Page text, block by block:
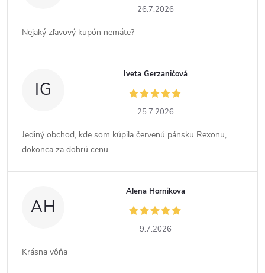
26.7.2026
Nejaký zľavový kupón nemáte?
IG
Iveta Gerzaničová
25.7.2026
Jediný obchod, kde som kúpila červenú pánsku Rexonu,
dokonca za dobrú cenu
AH
Alena Hornikova
9.7.2026
Krásna vôňa